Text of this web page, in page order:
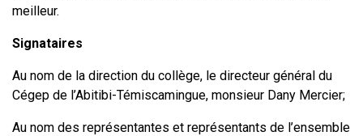
meilleur.
Signataires
Au nom de la direction du collège, le directeur général du
Cégep de l’Abitibi-Témiscamingue, monsieur Dany Mercier;
Au nom des représentantes et représentants de l’ensemble